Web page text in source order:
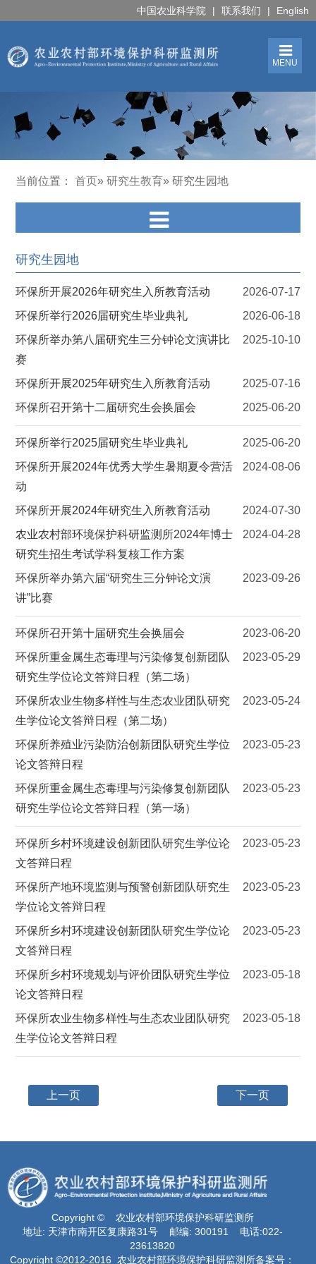
中国农业科学院 | 联系我们 | English
MENU
当前位置：首页»研究生教育» 研究生园地
研究生园地
2026-07-17
环保所开展2026年研究生入所教育活动
2026-06-18
环保所举行2026届研究生毕业典礼
2025-10-10
环保所举办第八届研究生三分钟论文演讲比
赛
2025-07-16
环保所开展2025年研究生入所教育活动
2025-06-20
环保所召开第十二届研究生会换届会
2025-06-20
环保所举行2025届研究生毕业典礼
2024-08-06
环保所开展2024年优秀大学生暑期夏令营活
动
2024-07-30
环保所开展2024年研究生入所教育活动
2024-04-28
农业农村部环境保护科研监测所2024年博士
研究生招生考试学科复核工作方案
2023-09-26
环保所举办第六届“研究生三分钟论文演
讲”比赛
2023-06-20
环保所召开第十届研究生会换届会
2023-05-29
环保所重金属生态毒理与污染修复创新团队
研究生学位论文答辩日程（第二场）
2023-05-24
环保所农业生物多样性与生态农业团队研究
生学位论文答辩日程（第二场）
2023-05-23
环保所养殖业污染防治创新团队研究生学位
论文答辩日程
2023-05-23
环保所重金属生态毒理与污染修复创新团队
研究生学位论文答辩日程（第一场）
2023-05-23
环保所乡村环境建设创新团队研究生学位论
文答辩日程
2023-05-23
环保所产地环境监测与预警创新团队研究生
学位论文答辩日程
2023-05-23
环保所乡村环境建设创新团队研究生学位论
文答辩日程
2023-05-18
环保所乡村环境规划与评价团队研究生学位
论文答辩日程
2023-05-18
环保所农业生物多样性与生态农业团队研究
生学位论文答辩日程
上一页 下一页
Copyright © 农业农村部环境保护科研监测所
地址: 天津市南开区复康路31号 邮编: 300191 电话:022-
23613820
Copyright ©2012-2016 农业农村部环境保护科研监测所备案号：